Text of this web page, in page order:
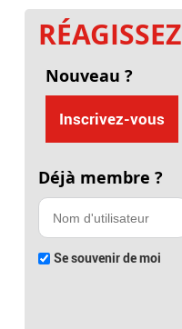
RÉAGISSEZ
Nouveau ?
Inscrivez-vous
Déjà membre ?
Se souvenir de moi